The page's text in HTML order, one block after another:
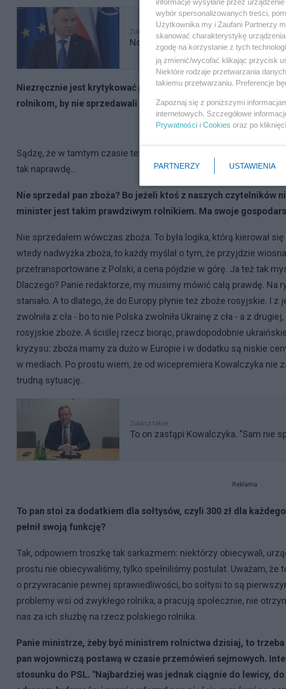
Zobacz także
Nowi ministrowie w rządzie
Niezręcznie jest krytykować poprzedników, ale wicepremier
rolnikom, by nie sprzedawali zboża. Popełnił błąd. Pan by tego
Reklama
Sądzę, że w tamtym czasie też bym tak powiedział. Już powiem
tak naprawdę...
Nie sprzedał pan zboża? Bo jeżeli ktoś z naszych czytelników
minister jest takim prawdziwym rolnikiem. Ma swoje
Nie sprzedałem wówczas zboża. To była logika, którą kierował
wtedy nadwyżka zboża, to każdy myślał o tym, że przyjdzie
przetransportowane z Polski, a cena pójdzie w górę. Ja też tak
Dlaczego? Panie redaktorze, my musimy mówić całą prawdę.
staniało. A to dlatego, że do Europy płynie też zboże rosyjskie. I
zwolniła z cła - bo to nie Polska zwolniła Ukrainę z cła - a z
rosyjskie zboże. A ściślej rzecz biorąc, prawdopodobnie
kryzysu: zboża mamy za dużo w Europie i w dodatku są niskie
w mediach. Po prostu wiem, że od wicepremiera Kowalczyka nie
trudną sytuację.
Zobacz także
To on zastąpi Kowalczyka. "Sam nie
Reklama
To pan stoi za dodatkiem dla sołtysów, czyli 300 zł dla
pełnił swoją funkcję?
Tak, odpowiem troszkę tak sarkazmem: niektórzy obiecywali,
prostu nie obiecywaliśmy, tylko spełniliśmy postulat. Uważam,
o przywracanie pewnej sprawiedliwości, bo sołtysi to są
problemy wsi od zwykłego rolnika, a pracują społecznie, nie
nas za ich służbę na rzecz polskiego rolnika.
Panie ministrze, żeby być ministrem rolnictwa dzisiaj, to
pan wojowniczą postawą w czasie przemówień sejmowych.
stosunku do PSL. "Najbardziej was jednak ciągnie do lewicy,
wybór spersonalizowanych treści,
Użytkownika my i Zaufani Partnerzy
skanować charakterystykę
zgodę na korzystanie z tych
ją zmienić/wycofać klikając przycisk
Niektóre rodzaje przetwarzania
takiemu przetwarzaniu. Preferencje
Zapoznaj się z poniższymi
internetowych. Szczegółowe
Prywatności i Cookies oraz po
PARTNERZY USTAWIENIA